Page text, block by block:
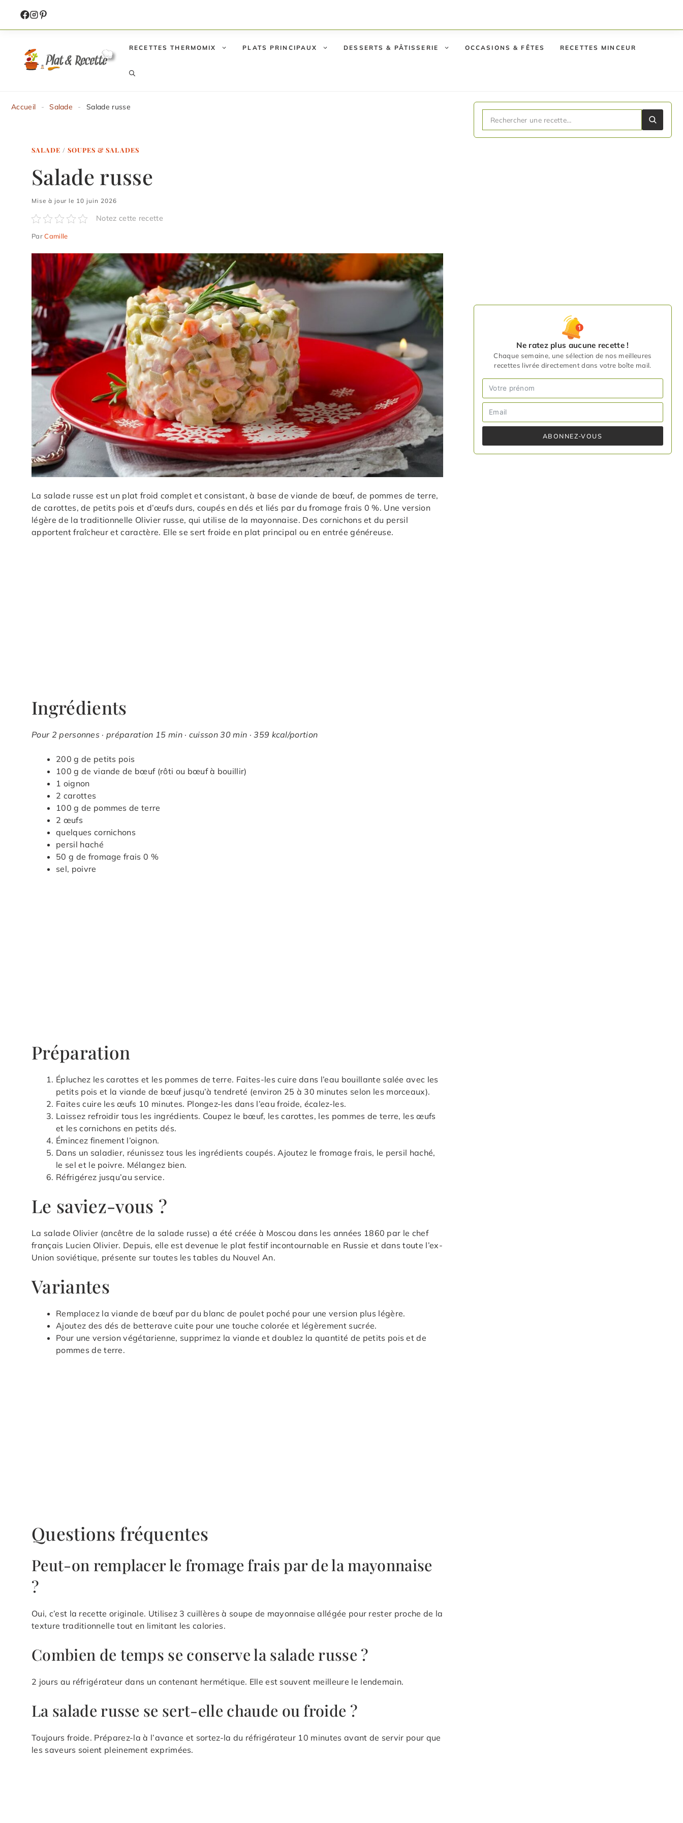
contenu
RECETTES THERMOMIX PLATS PRINCIPAUX DESSERTS & PÂTISSERIE OCCASIONS & FÊTES RECETTES MINCEUR
Accueil - Salade - Salade russe
SALADE /SOUPES & SALADES
Salade russe
Mise à jour le 10 juin 2026
Notez cette recette
ParCamille
La salade russe est un plat froid complet et consistant, à base de viande de bœuf, de pommes de terre,
de carottes, de petits pois et d’œufs durs, coupés en dés et liés par du fromage frais 0 %. Une version
légère de la traditionnelle Olivier russe, qui utilise de la mayonnaise. Des cornichons et du persil
apportent fraîcheur et caractère. Elle se sert froide en plat principal ou en entrée généreuse.
Ingrédients
Pour 2 personnes · préparation 15 min · cuisson 30 min · 359 kcal/portion
200 g de petits pois
100 g de viande de bœuf (rôti ou bœuf à bouillir)
1 oignon
2 carottes
100 g de pommes de terre
2 œufs
quelques cornichons
persil haché
50 g de fromage frais 0 %
sel, poivre
Préparation
Épluchez les carottes et les pommes de terre. Faites-les cuire dans l’eau bouillante salée avec les
petits pois et la viande de bœuf jusqu’à tendreté (environ 25 à 30 minutes selon les morceaux).
Faites cuire les œufs 10 minutes. Plongez-les dans l’eau froide, écalez-les.
Laissez refroidir tous les ingrédients. Coupez le bœuf, les carottes, les pommes de terre, les œufs
et les cornichons en petits dés.
Émincez finement l’oignon.
Dans un saladier, réunissez tous les ingrédients coupés. Ajoutez le fromage frais, le persil haché,
le sel et le poivre. Mélangez bien.
Réfrigérez jusqu’au service.
Le saviez-vous ?
La salade Olivier (ancêtre de la salade russe) a été créée à Moscou dans les années 1860 par le chef
français Lucien Olivier. Depuis, elle est devenue le plat festif incontournable en Russie et dans toute l’ex-
Union soviétique, présente sur toutes les tables du Nouvel An.
Variantes
Remplacez la viande de bœuf par du blanc de poulet poché pour une version plus légère.
Ajoutez des dés de betterave cuite pour une touche colorée et légèrement sucrée.
Pour une version végétarienne, supprimez la viande et doublez la quantité de petits pois et de
pommes de terre.
Questions fréquentes
Peut-on remplacer le fromage frais par de la mayonnaise
?
Oui, c’est la recette originale. Utilisez 3 cuillères à soupe de mayonnaise allégée pour rester proche de la
texture traditionnelle tout en limitant les calories.
Combien de temps se conserve la salade russe ?
2 jours au réfrigérateur dans un contenant hermétique. Elle est souvent meilleure le lendemain.
La salade russe se sert-elle chaude ou froide ?
Toujours froide. Préparez-la à l’avance et sortez-la du réfrigérateur 10 minutes avant de servir pour que
les saveurs soient pleinement exprimées.
Ne ratez plus aucune recette !
Chaque semaine, une sélection de nos meilleures
recettes livrée directement dans votre boîte mail.
ABONNEZ-VOUS